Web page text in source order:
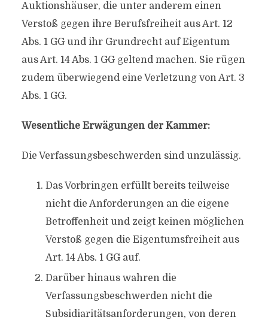
Auktionshäuser, die unter anderem einen
Verstoß gegen ihre Berufsfreiheit aus Art. 12
Abs. 1 GG und ihr Grundrecht auf Eigentum
aus Art. 14 Abs. 1 GG geltend machen. Sie rügen
zudem überwiegend eine Verletzung von Art. 3
Abs. 1 GG.
Wesentliche Erwägungen der Kammer:
Die Verfassungsbeschwerden sind unzulässig.
Das Vorbringen erfüllt bereits teilweise
nicht die Anforderungen an die eigene
Betroffenheit und zeigt keinen möglichen
Verstoß gegen die Eigentumsfreiheit aus
Art. 14 Abs. 1 GG auf.
Darüber hinaus wahren die
Verfassungsbeschwerden nicht die
Subsidiaritätsanforderungen, von deren